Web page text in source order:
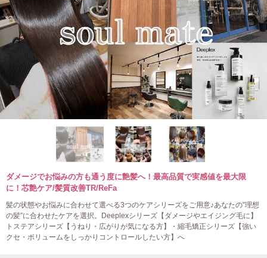
ダメージでお悩みの方も通う度に艶髪へ！最高品質で実感値を最大限
に！芯艶ケア/髪質改善TR/ReFa
髪の状態やお悩みに合わせて選べる3つのケアシリーズをご用意♪あなたの”理想
の髪”に合わせたケアを選択。Deeplexシリーズ【ダメージやエイジング毛に】
トステアシリーズ【うねり・広がりが気になる方】・縮毛矯正シリーズ【強い
クセ・ボリュームをしっかりコントロールしたい方】へ